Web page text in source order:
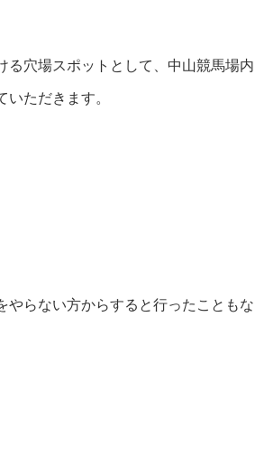
る穴場スポットとして、中山競馬場
ただきます。
やらない方からすると行ったことも